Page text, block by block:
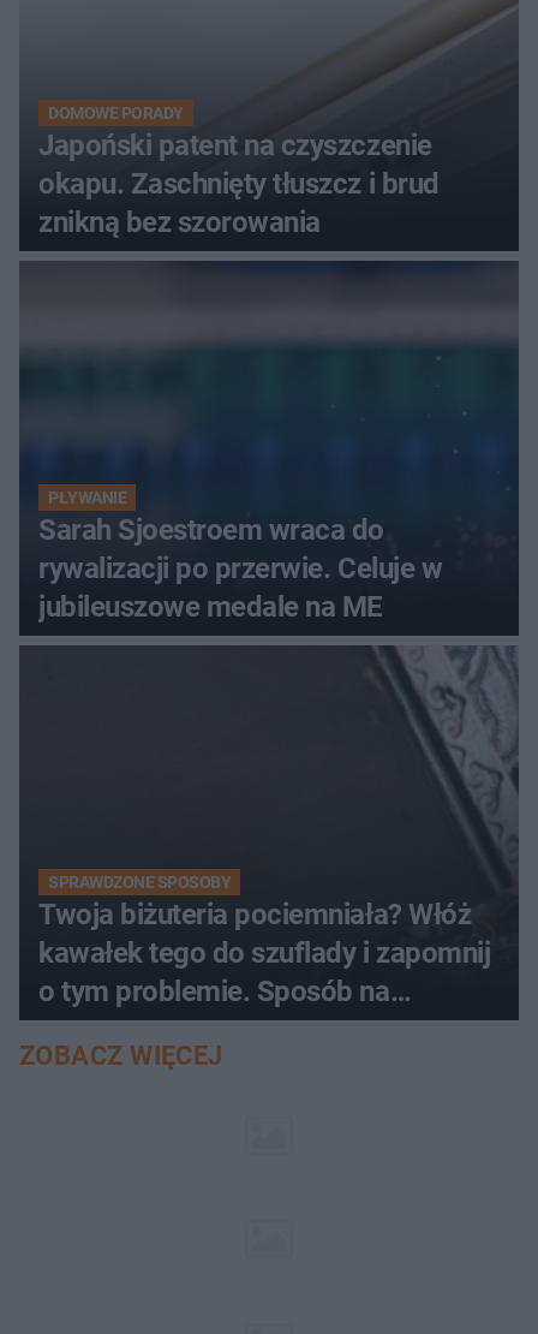
DOMOWE PORADY
Japoński patent na czyszczenie
okapu. Zaschnięty tłuszcz i brud
znikną bez szorowania
PŁYWANIE
Sarah Sjoestroem wraca do
rywalizacji po przerwie. Celuje w
jubileuszowe medale na ME
SPRAWDZONE SPOSOBY
Twoja biżuteria pociemniała? Włóż
kawałek tego do szuflady i zapomnij
o tym problemie. Sposób na
pociemniałą biżuterię
ZOBACZ WIĘCEJ